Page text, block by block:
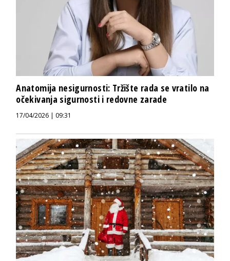
Anatomija nesigurnosti: Tržište rada se vratilo na
očekivanja sigurnosti i redovne zarade
17/04/2026 | 09:31